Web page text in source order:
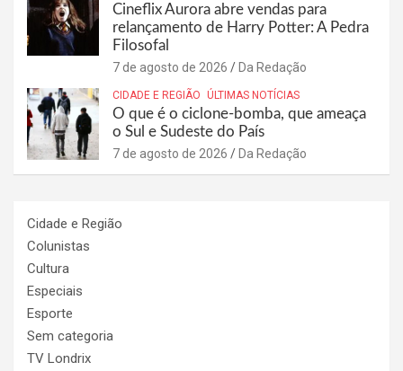
Cineflix Aurora abre vendas para
relançamento de Harry Potter: A Pedra
Filosofal
7 de agosto de 2026 Da Redação
CIDADE E REGIÃO ÚLTIMAS NOTÍCIAS
O que é o ciclone-bomba, que ameaça
o Sul e Sudeste do País
7 de agosto de 2026 Da Redação
Cidade e Região
Colunistas
Cultura
Especiais
Esporte
Sem categoria
TV Londrix